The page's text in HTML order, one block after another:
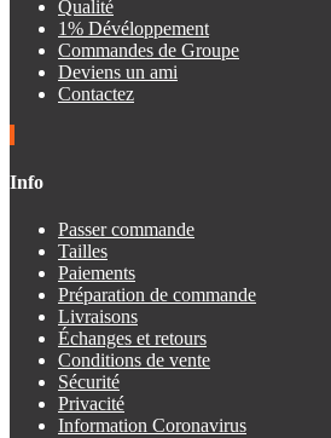
Qualité
1% Dévéloppement
Commandes de Groupe
Deviens un ami
Contactez
Info
Passer commande
Tailles
Paiements
Préparation de commande
Livraisons
Échanges et retours
Conditions de vente
Sécurité
Privacité
Information Coronavirus